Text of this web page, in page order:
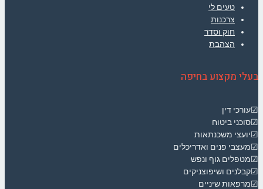
טעים לי
צרכנות
חוק וסדר
הצהבת
בעלי מקצוע בחיפה
☑עורכי דין
☑סוכני ביטוח
☑יועצי משכנתאות
☑מעצבי פנים ואדריכלים
☑מטפלים גוף ונפש
☑קבלנים ושיפוצניקים
☑מרפאות שיניים